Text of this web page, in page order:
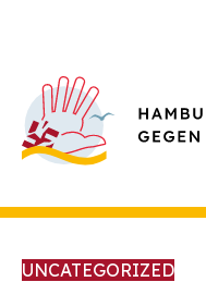
UNCATEGORIZED